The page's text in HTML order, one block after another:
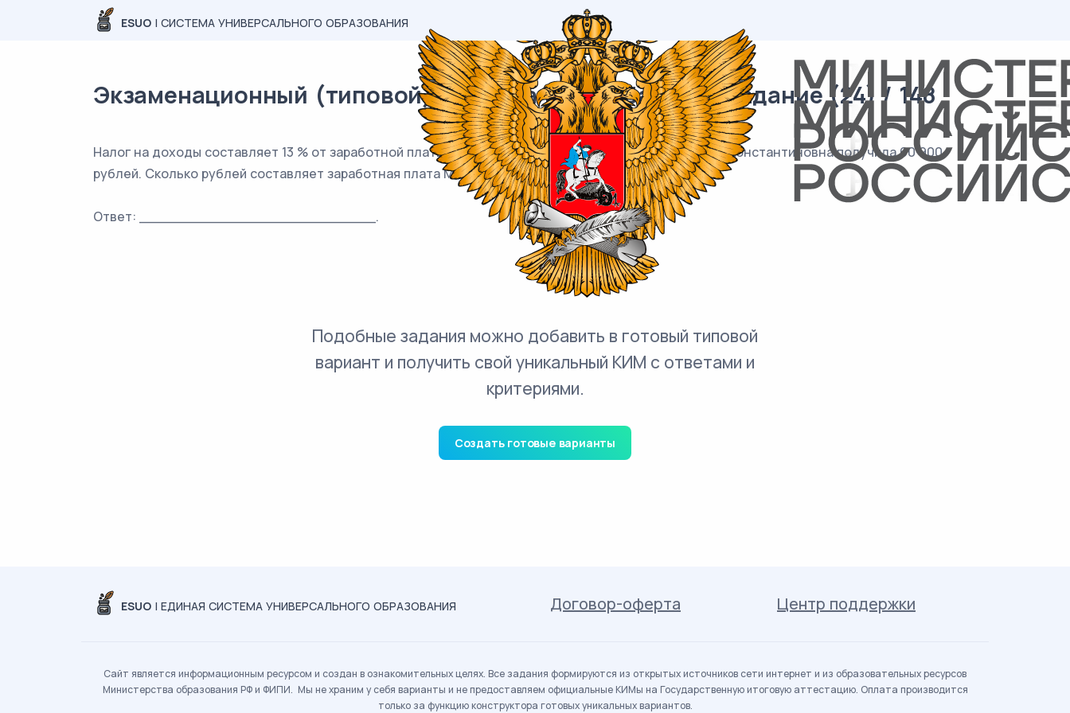
ESUO | СИСТЕМА УНИВЕРСАЛЬНОГО ОБРАЗОВАНИЯ
Экзаменационный (типовой) материал ЕГЭ / База / 15 задание (24) / 148
Налог на доходы составляет 13 % от заработной платы. После удержания налога на доходы Мария Константиновна получила 60 900
рублей. Сколько рублей составляет заработная плата Марии Константиновны?
Ответ: ___________________________.
Подобные задания можно добавить в готовый типовой
вариант и получить свой уникальный КИМ с ответами и
критериями.
Создать готовые варианты
ESUO | ЕДИНАЯ СИСТЕМА УНИВЕРСАЛЬНОГО ОБРАЗОВАНИЯ Договор-оферта Центр поддержки
Сайт является информационным ресурсом и создан в ознакомительных целях. Все задания формируются из открытых источников сети интернет и из образовательных ресурсов
Министерства образования РФ и ФИПИ. Мы не храним у себя варианты и не предоставляем официальные КИМы на Государственную итоговую аттестацию. Оплата производится
только за функцию конструктора готовых уникальных вариантов.